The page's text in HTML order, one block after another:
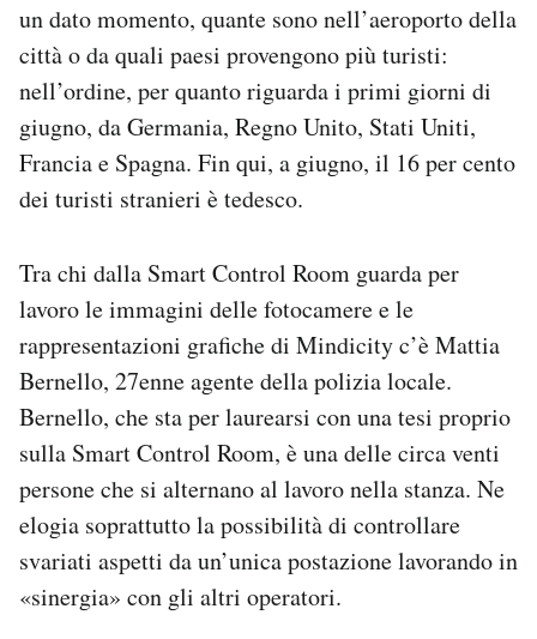
un dato momento, quante sono nell’aeroporto della
città o da quali paesi provengono più turisti:
nell’ordine, per quanto riguarda i primi giorni di
giugno, da Germania, Regno Unito, Stati Uniti,
Francia e Spagna. Fin qui, a giugno, il 16 per cento
dei turisti stranieri è tedesco.
Tra chi dalla Smart Control Room guarda per
lavoro le immagini delle fotocamere e le
rappresentazioni grafiche di Mindicity c’è Mattia
Bernello, 27enne agente della polizia locale.
Bernello, che sta per laurearsi con una tesi proprio
sulla Smart Control Room, è una delle circa venti
persone che si alternano al lavoro nella stanza. Ne
elogia soprattutto la possibilità di controllare
svariati aspetti da un’unica postazione lavorando in
«sinergia» con gli altri operatori.